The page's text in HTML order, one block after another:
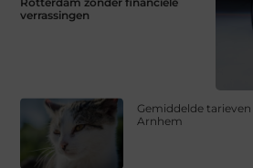
verrassingen
Gemiddelde
Arnhem